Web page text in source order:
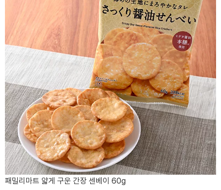
패밀리마트 얇게 구운 간장 센베이 60g